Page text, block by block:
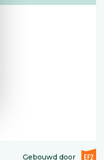
Gebouwd doorEF2